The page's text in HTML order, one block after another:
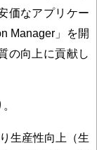
価なアプリケー
Manager」を開
の向上に貢献し
生産性向上（生